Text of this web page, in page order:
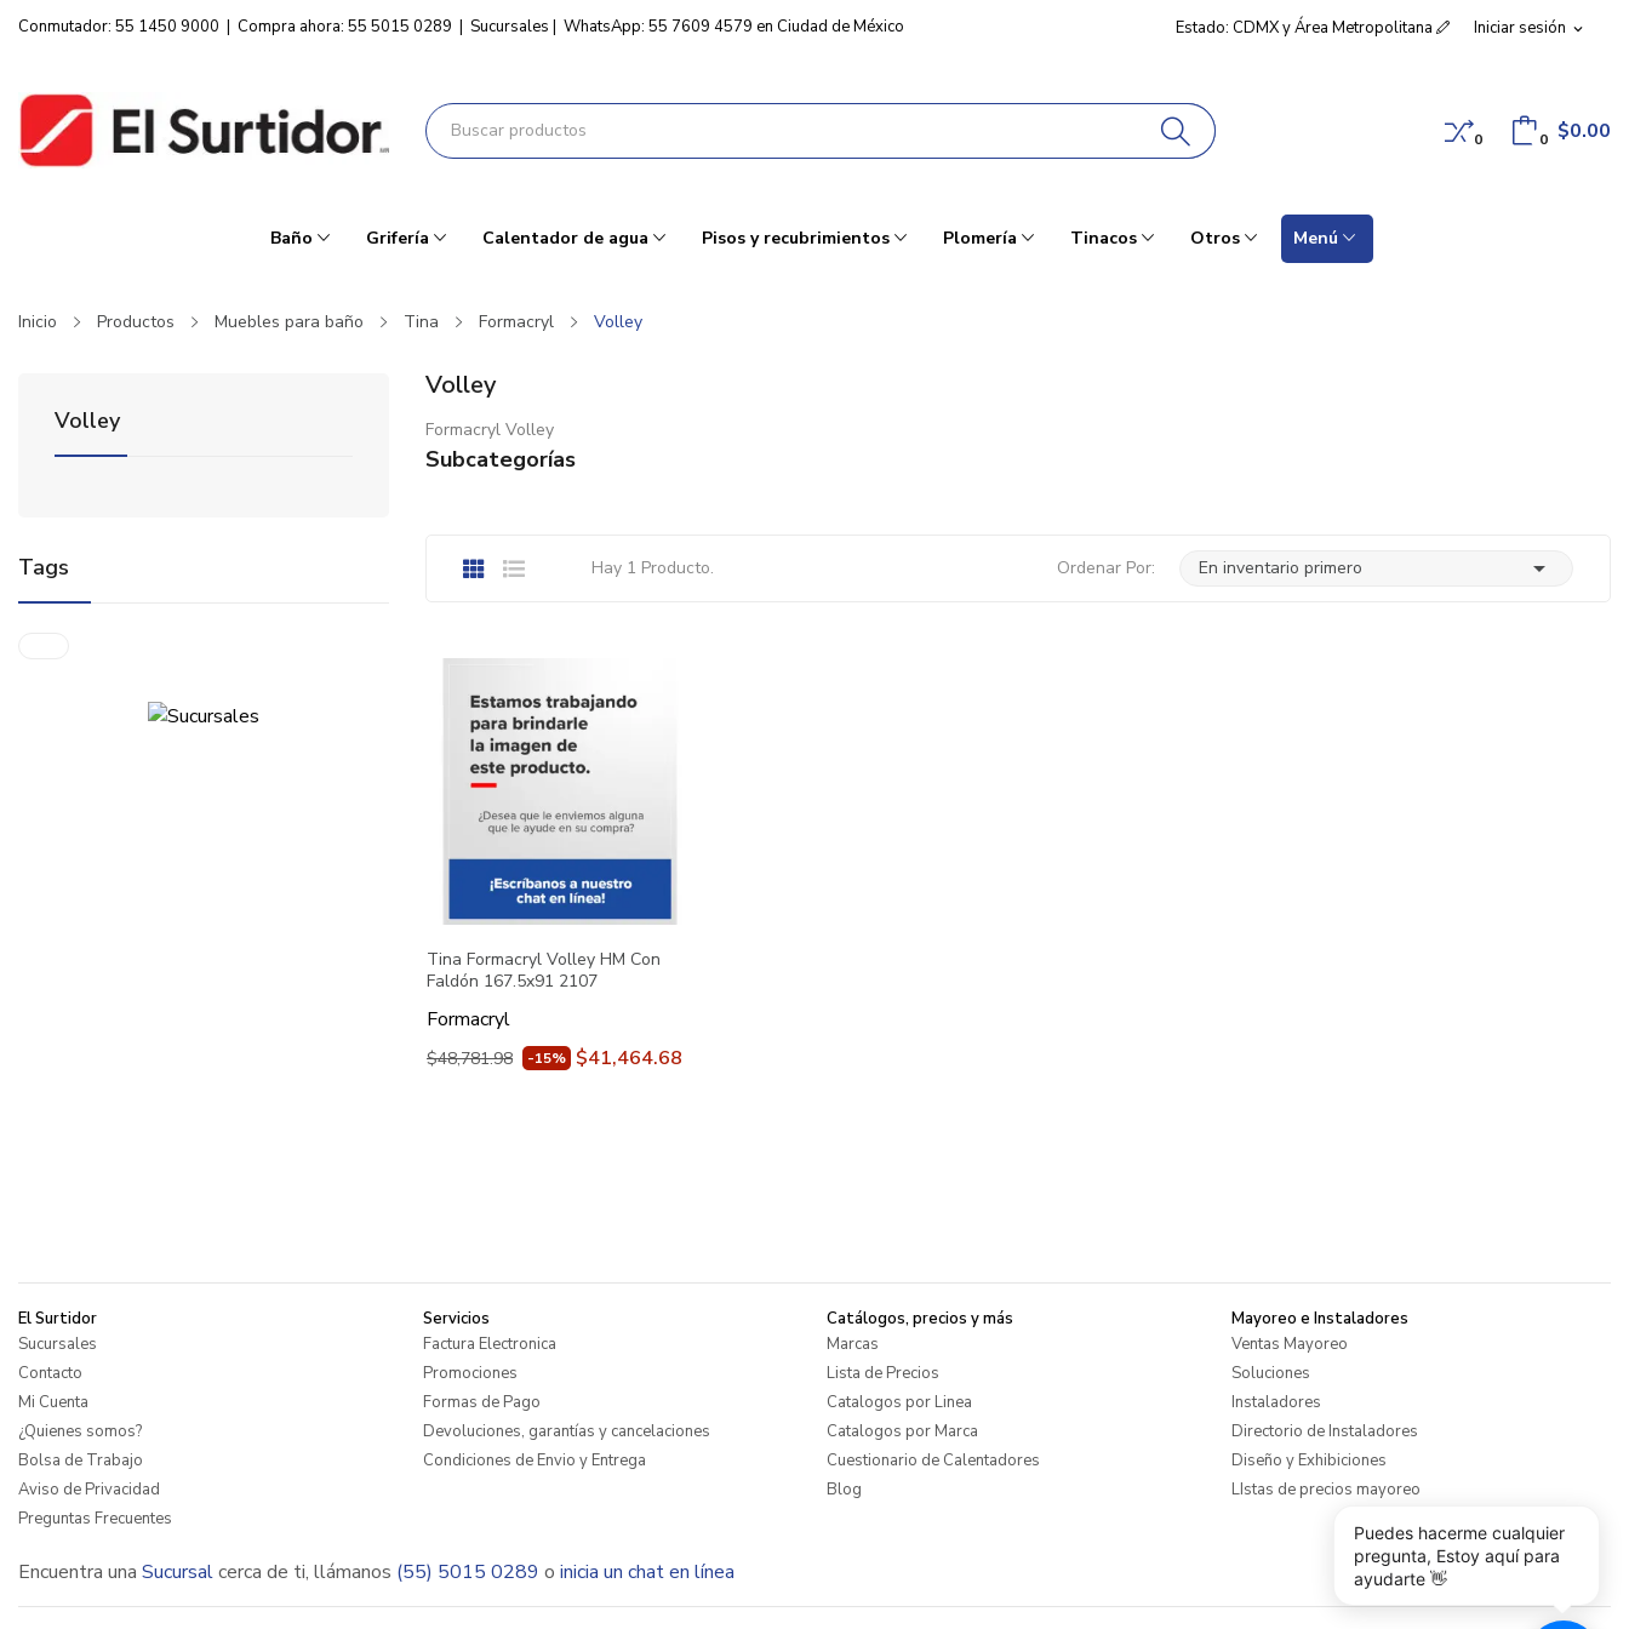
Iniciar sesión expand_more
Conmutador: 55 1450 9000 | Compra ahora: 55 5015 0289 | Sucursales | WhatsApp: 55 7609 4579 en Ciudad de México Estado: CDMX y Área Metropolitana
0 $0.00
0
Baño Grifería Calentador de agua Pisos y recubrimientos Plomería Tinacos Otros Menú
Inicio Productos Muebles para baño Tina Formacryl Volley
Volley
Tags
Volley
Formacryl Volley
Subcategorías
Hay 1 Producto. Ordenar Por: En inventario primero 
Tina Formacryl Volley HM Con
Faldón 167.5x91 2107
Formacryl
$48,781.98 -15% $41,464.68
El Surtidor
Sucursales
Contacto
Mi Cuenta
¿Quienes somos?
Bolsa de Trabajo
Aviso de Privacidad
Preguntas Frecuentes
Servicios
Factura Electronica
Promociones
Formas de Pago
Devoluciones, garantías y cancelaciones
Condiciones de Envio y Entrega
Catálogos, precios y más
Marcas
Lista de Precios
Catalogos por Linea
Catalogos por Marca
Cuestionario de Calentadores
Blog
Mayoreo e Instaladores
Ventas Mayoreo
Soluciones
Instaladores
Directorio de Instaladores
Diseño y Exhibiciones
LIstas de precios mayoreo
Encuentra una Sucursalcerca de ti, llámanos (55) 5015 0289 o inicia un chat en línea
Puedes hacerme cualquier
pregunta, Estoy aquí para
ayudarte 👋